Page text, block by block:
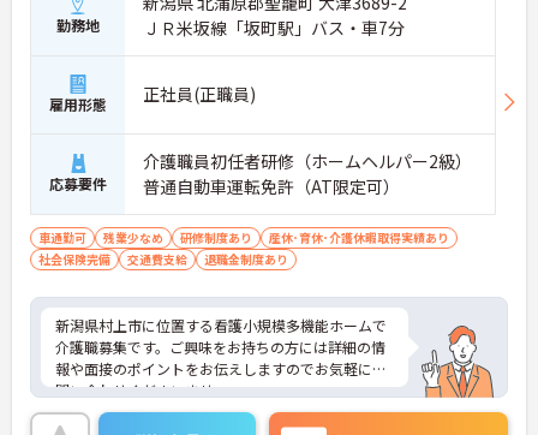
勤務地
ＪＲ米坂線「坂町駅」バス・車7分
雇用形態 正社員(正職員)
応募要件
介護職員初任者研修（ホームヘルパー2級）
普通自動車運転免許（AT限定可）
車通勤可 残業少なめ 研修制度あり
産休･育休･介護休暇取得実績あり
社会保険完備
交通費支給 退職金制度あり
新潟県村上市に位置する看護小規模多機能ホームで
介護職募集です。ご興味をお持ちの方には詳細の情
報や面接のポイントをお伝えしますのでお気軽にお
問い合わせくださいませ。